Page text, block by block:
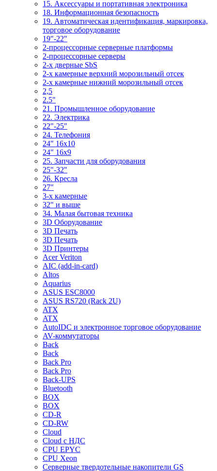
15. Аксессуары и портативная электроника
18. Информационная безопасность
19. Автоматическая идентификация, маркировка,
торговое оборудование
19"-22"
2-процессорные серверные платформы
2-процессорные серверы
2-х дверные SbS
2-х камерные верхний морозильный отсек
2-х камерные нижний морозильный отсек
2,5
2.5"
21. Промышленное оборудование
22. Электрика
22"-25"
24. Телефония
24" 16x10
24" 16x9
25. Запчасти для оборудования
25"-32"
26. Кресла
27"
3-x камерные
32" и выше
34. Малая бытовая техника
3D Оборудование
3D Печать
3D Печать
3D Принтеры
Acer Veriton
AIC (add-in-card)
Altos
Aquarius
ASUS ESC8000
ASUS RS720 (Rack 2U)
ATX
ATX
AutoIDC и электронное торговое оборудование
AV-коммутаторы
Back
Back
Back Pro
Back Pro
Back-UPS
Bluetooth
BOX
BOX
CD-R
CD-RW
Cloud
Cloud с НДС
CPU EPYC
CPU Xeon
Cерверные твердотельные накопители GS